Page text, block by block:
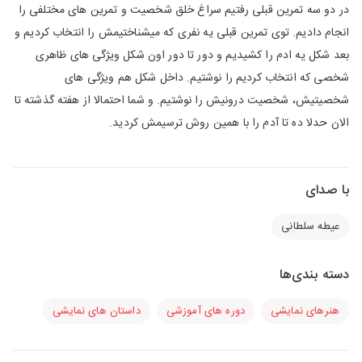
در دو سه تمرین قبلی رفتیم سراغ خلق شخصیت و تمرین های مختلفی را
انجام دادیم. توی تمرین قبلی یه نفری که میشناختیمش را انتخاب کردیم و
بعد شکل یه ادم را کشیدیم و دور تا دور اون شکل ویژگی های ظاهری
شخصی که انتخاب کردیم را نوشتیم. داخل شکل هم ویژگی های
شخصیتیش، شخصیت درونیش را نوشتیم. و شما احتمالا از هفته گذشته تا
الان حدلا ده تا آدم را با همین روش ترسیمش کردید.
با صدای
عیطه سلطانی
دسته بندی‌ها
هنرهای نمایشی دوره های آموزشی داستان های نمایشی